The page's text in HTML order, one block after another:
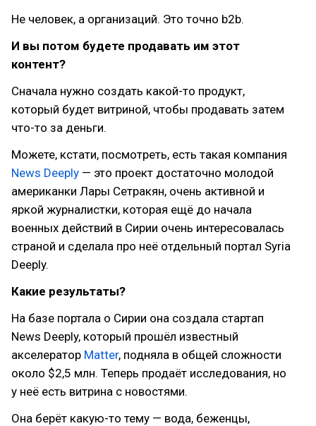
Не человек, а организаций. Это точно b2b.
И вы потом будете продавать им этот
контент?
Сначала нужно создать какой-то продукт,
который будет витриной, чтобы продавать затем
что-то за деньги.
Можете, кстати, посмотреть, есть такая компания
News Deeply — это проект достаточно молодой
американки Лары Сетракян, очень активной и
яркой журналистки, которая ещё до начала
военных действий в Сирии очень интересовалась
страной и сделала про неё отдельный портал Syria
Deeply.
Какие результаты?
На базе портала о Сирии она создала стартап
News Deeply, который прошёл известный
акселератор Matter, подняла в общей сложности
около $2,5 млн. Теперь продаёт исследования, но
у неё есть витрина с новостями.
Она берёт какую-то тему — вода, беженцы,